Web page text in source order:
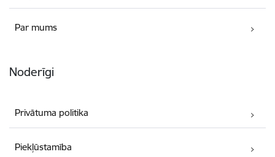
Par mums
Noderīgi
Privātuma politika
Piekļūstamība